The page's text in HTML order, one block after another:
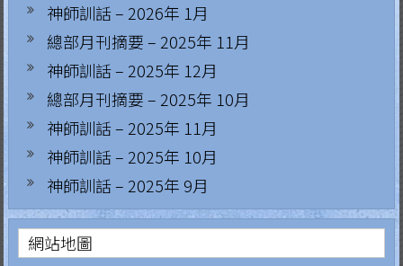
R
e
神師訓話 – 2026年 1月
總部月刊摘要 – 2025年 11月
神師訓話 – 2025年 12月
總部月刊摘要 – 2025年 10月
神師訓話 – 2025年 11月
神師訓話 – 2025年 10月
神師訓話 – 2025年 9月
網站地圖